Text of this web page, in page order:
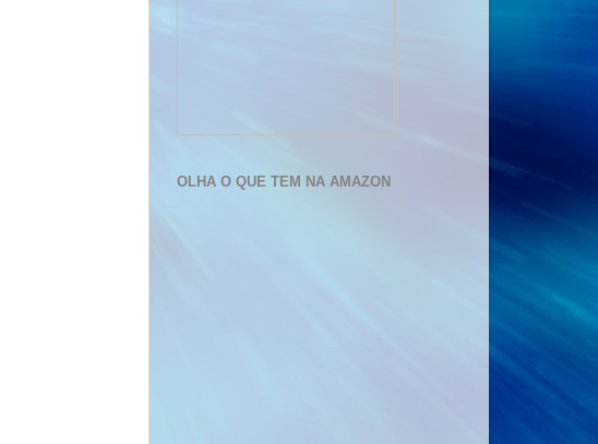
OLHA O QUE TEM NA AMAZON